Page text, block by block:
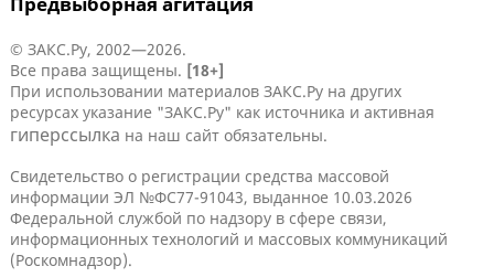
© ЗАКС.Ру, 2002—2026.
Все права защищены. [18+]
При использовании материалов ЗАКС.Ру на других
ресурсах указание "ЗАКС.Ру" как источника и активная
гиперссылка на наш сайт обязательны.
Свидетельство о регистрации средства массовой
информации ЭЛ №ФС77-91043, выданное 10.03.2026
Федеральной службой по надзору в сфере связи,
информационных технологий и массовых коммуникаций
(Роскомнадзор).